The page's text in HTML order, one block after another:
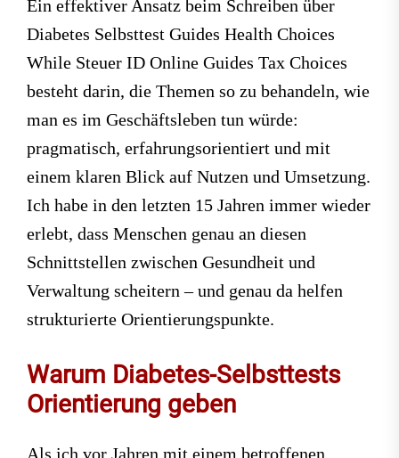
Ein effektiver Ansatz beim Schreiben über
Diabetes Selbsttest Guides Health Choices
While Steuer ID Online Guides Tax Choices
besteht darin, die Themen so zu behandeln, wie
man es im Geschäftsleben tun würde:
pragmatisch, erfahrungsorientiert und mit
einem klaren Blick auf Nutzen und Umsetzung.
Ich habe in den letzten 15 Jahren immer wieder
erlebt, dass Menschen genau an diesen
Schnittstellen zwischen Gesundheit und
Verwaltung scheitern – und genau da helfen
strukturierte Orientierungspunkte.
Warum Diabetes-Selbsttests
Orientierung geben
Als ich vor Jahren mit einem betroffenen